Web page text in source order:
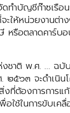
ทำบัญชีก๊าซเรือ
ให้หน่วยงานต่า
รือตลาดคาร์บ
ชาติ พ.ศ. … ฉบั
๒๕๖๓ จะดำเนิ
ต้องการการแก้
ช้ในการขับเคลื่